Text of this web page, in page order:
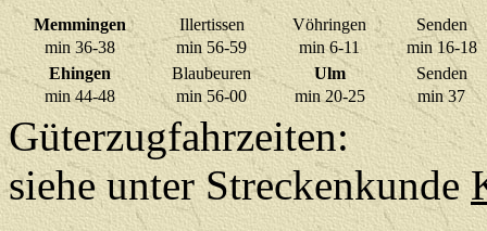
Memmingen Illertissen Vöhringen
Senden
min 36-38
min 56-59 min 6-11
min 16-18
Ehingen
Blaubeuren Ulm
Senden
min 44-48
min 56-00 min 20-25 min 37
Güterzugfahrzeiten:
siehe unter Streckenkunde